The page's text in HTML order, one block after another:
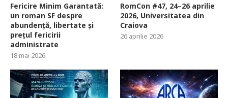
Fericire Minim Garantată:
un roman SF despre
abundență, libertate și
prețul fericirii
administrate
18 mai 2026
RomCon #47, 24–26 aprilie
2026, Universitatea din
Craiova
26 aprilie 2026